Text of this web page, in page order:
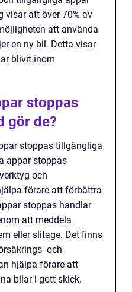
visar att över 70% av
att använda
en ny bil. Detta visar
blivit inom
stoppas
gör de?
stoppas tillgängliga
appar stoppas
och
förare att förbättra
stoppas handlar
att meddela
eller slitage. Det finns
och
hjälpa förare att
bilar i gott skick.